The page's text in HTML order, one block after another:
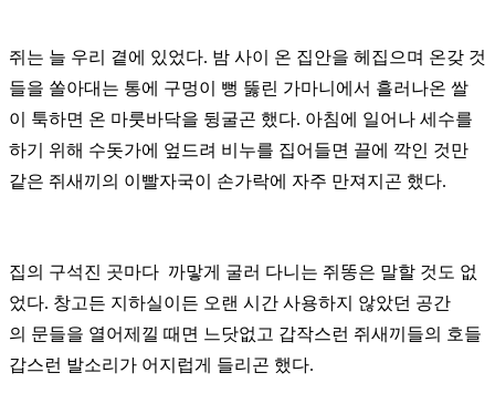
쥐는 늘 우리 곁에 있었다. 밤 사이 온 집안을 헤집으며 온갖 것
들을 쏠아대는 통에 구멍이 뻥 뚫린 가마니에서 흘러나온 쌀
이 툭하면 온 마룻바닥을 뒹굴곤 했다. 아침에 일어나 세수를
하기 위해 수돗가에 엎드려 비누를 집어들면 끌에 깍인 것만
같은 쥐새끼의 이빨자국이 손가락에 자주 만져지곤 했다.
집의 구석진 곳마다 까맣게 굴러 다니는 쥐똥은 말할 것도 없
었다. 창고든 지하실이든 오랜 시간 사용하지 않았던 공간
의 문들을 열어제낄 때면 느닷없고 갑작스런 쥐새끼들의 호들
갑스런 발소리가 어지럽게 들리곤 했다.